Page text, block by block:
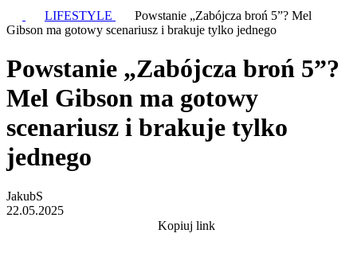
LIFESTYLE
Powstanie „Zabójcza broń 5”? Mel
Gibson ma gotowy scenariusz i brakuje tylko jednego
Powstanie „Zabójcza broń 5”?
Mel Gibson ma gotowy
scenariusz i brakuje tylko
jednego
JakubS
22.05.2025
Kopiuj link